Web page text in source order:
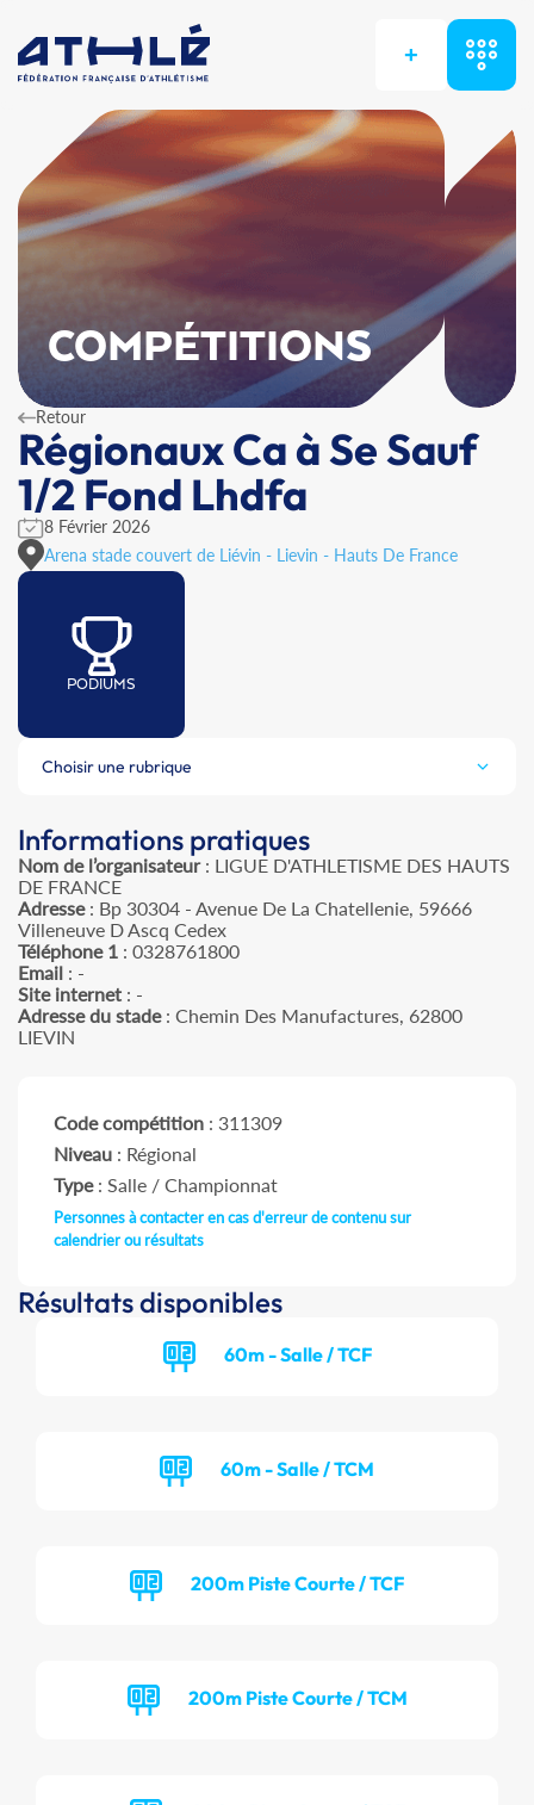
+
COMPÉTITIONS
Retour
Régionaux Ca à Se Sauf
1/2 Fond Lhdfa
8 Février 2026
Arena stade couvert de Liévin - Lievin - Hauts De France
PODIUMS
Choisir une rubrique
Informations pratiques
Nom de l’organisateur: LIGUE D'ATHLETISME DES HAUTS
DE FRANCE
Adresse: Bp 30304 - Avenue De La Chatellenie, 59666
Villeneuve D Ascq Cedex
Téléphone 1 : 0328761800
Email : -
Site internet : -
Adresse du stade: Chemin Des Manufactures, 62800
LIEVIN
Code compétition : 311309
Niveau : Régional
Type: Salle / Championnat
Personnes à contacter en cas d'erreur de contenu sur
calendrier ou résultats
Résultats disponibles
60m - Salle / TCF
60m - Salle / TCM
200m Piste Courte / TCF
200m Piste Courte / TCM